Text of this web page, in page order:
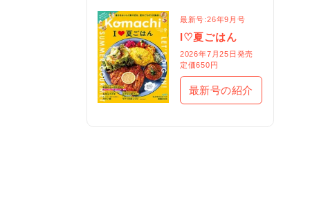
最新号:26年9月号
I♡夏ごはん
2026年7月25日発売
定価650円
最新号の紹介